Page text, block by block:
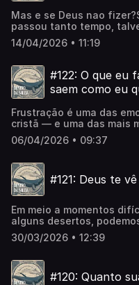
Mas e se Deus nao
passou tanto tempo,
mudou os pensamentos
faça nossa parte, não
caminhada com Cristo, e
manifestações
tentando.. mas e se ele
da promessa?
14/04/2026 • 11:19
#122: O que eu
saem como eu
Frustração é uma das
cristã — e uma das mais
Porque muita gente
fé… quando, na verdade,
dentro de nós quando as
Sobre a dor de ver planos
fecharem e expectativas
maior: aquilo que ainda
não é o problema.O
ela.Você pode reagir com
endurecimento… ou
para tratar, alinhar e
06/04/2026 • 09:37
#121: Deus te
Em meio a momentos
alguns desertos,
não está conosco.Pode
ache que sua oração não
palavra, o quanto Deus
30/03/2026 • 12:39
#120: Quanto